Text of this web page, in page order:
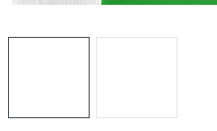
TEXTIL S VLASTNÍM POTISKEM
Vánoční trička
Kontakty
Akce a slevy